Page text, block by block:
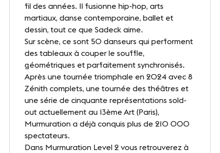
Presse
Carrières
Appels d'offres
NOS SITES
Le Corum
Le Zénith Sud
fil des années. Il fusionne hip-hop, arts
martiaux, danse contemporaine, ballet et
dessin, tout ce que Sadeck aime.
Sur scène, ce sont 50 danseurs qui performent
des tableaux à couper le souffle,
géométriques et parfaitement synchronisés.
Après une tournée triomphale en 2024 avec 8
Zénith complets, une tournée des théâtres et
une série de cinquante représentations sold-
out actuellement au 13ème Art (Paris),
Murmuration a déjà conquis plus de 210 000
spectateurs.
Dans Murmuration Level 2 vous retrouverez à